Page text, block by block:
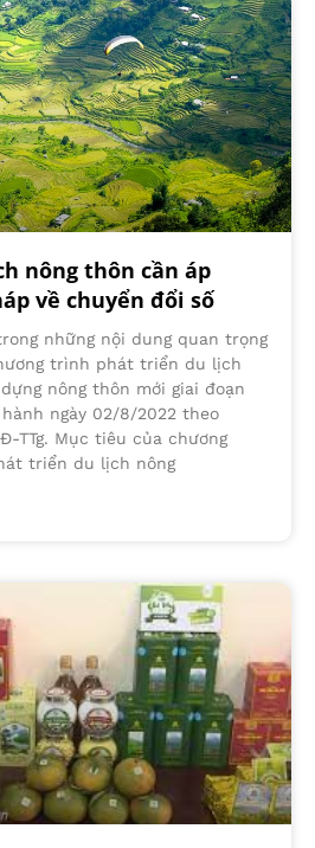
nông thôn cần áp
về chuyển đổi số
những nội dung quan trọng
trình phát triển du lịch
nông thôn mới giai đoạn
ngày 02/8/2022 theo
TTg. Mục tiêu của chương
triển du lịch nông